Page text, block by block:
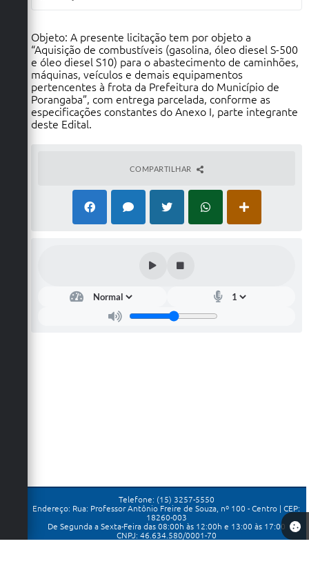
Objeto: A presente licitação tem por objeto a
“Aquisição de combustíveis (gasolina, óleo diesel S-500
e óleo diesel S10) para o abastecimento de caminhões,
máquinas, veículos e demais equipamentos
pertencentes à frota da Prefeitura do Município de
Porangaba”, com entrega parcelada, conforme as
especificações constantes do Anexo I, parte integrante
deste Edital.
COMPARTILHAR
Telefone: (15) 3257-5550
Endereço: Rua: Professor Antônio Freire de Souza, nº 100 - Centro | CEP:
18260-003
De Segunda a Sexta-Feira das 08:00h às 12:00h e 13:00 às 17:00
CNPJ: 46.634.580/0001-70